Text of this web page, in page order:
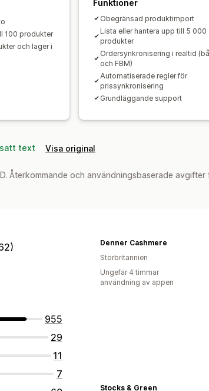
100 produkter
och lager i
Funktioner
Obegränsad produktimport
Lista eller hantera upp till 5 000
produkter
Ordersynkronisering i realtid
och FBM)
Automatiserade regler för
prissynkronisering
Grundläggande support
text Visa original
Återkommande och användningsbaserade
955
29
11
7
Denner Cashmere
Storbritannien
Ungefär 4 timmar
användning av appen
Stocks & Green